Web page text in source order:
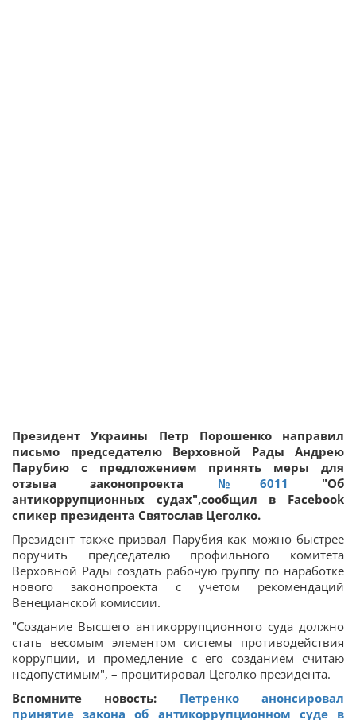
Президент Украины Петр Порошенко направил
письмо председателю Верховной Рады Андрею
Парубию с предложением принять меры для
отзыва законопроекта №6011 "Об
антикоррупционных судах",сообщил в Facebook
спикер президента Святослав Цеголко.
Президент также призвал Парубия как можно быстрее
поручить председателю профильного комитета
Верховной Рады создать рабочую группу по наработке
нового законопроекта с учетом рекомендаций
Венецианской комиссии.
"Создание Высшего антикоррупционного суда должно
стать весомым элементом системы противодействия
коррупции, и промедление с его созданием считаю
недопустимым", – процитировал Цеголко президента.
Вспомните новость: Петренко анонсировал
принятие закона об антикоррупционном суде в